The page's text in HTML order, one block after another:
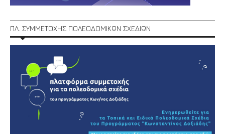
ΠΛ. ΣΥΜΜΕΤΟΧΗΣ ΠΟΛΕΟΔΟΜΙΚΩΝ ΣΧΕΔΙΩΝ